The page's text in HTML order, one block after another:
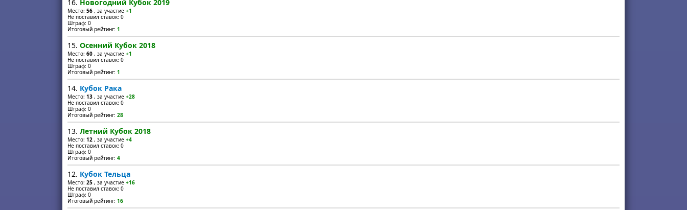
16. Новогодний Кубок 2019
Место: 56 , за участие +1
Не поставил ставок: 0
Штраф: 0
Итоговый рейтинг: 1
15. Осенний Кубок 2018
Место: 60 , за участие +1
Не поставил ставок: 0
Штраф: 0
Итоговый рейтинг: 1
14. Кубок Рака
Место: 13 , за участие +28
Не поставил ставок: 0
Штраф: 0
Итоговый рейтинг: 28
13. Летний Кубок 2018
Место: 12 , за участие +4
Не поставил ставок: 0
Штраф: 0
Итоговый рейтинг: 4
12. Кубок Тельца
Место: 25 , за участие +16
Не поставил ставок: 0
Штраф: 0
Итоговый рейтинг: 16